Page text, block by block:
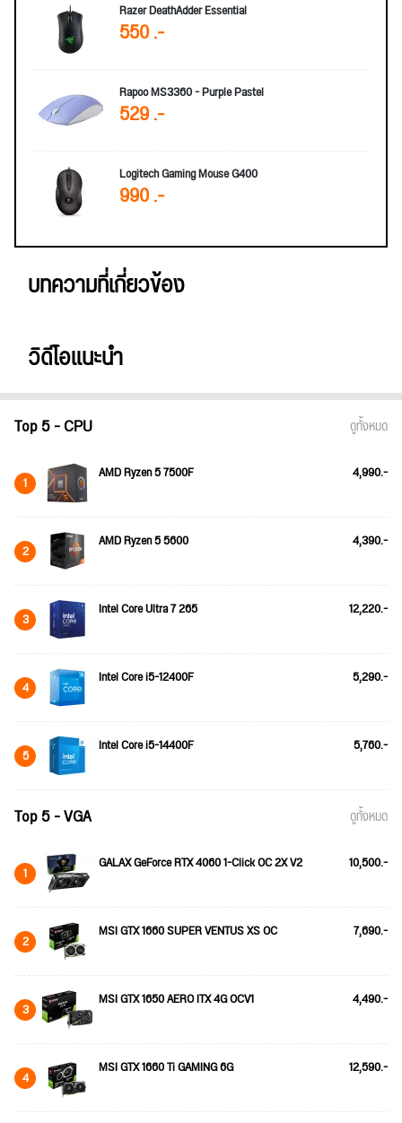
Razer DeathAdder Essential
550 .-
Rapoo MS3360 - Purple Pastel
529 .-
Logitech Gaming Mouse G400
990 .-
บทความที่เกี่ยวข้อง
วิดีโอแนะนำ
Top 5 - CPU ดูทั้งหมด
1 AMD Ryzen 5 7500F 4,990.-
2 AMD Ryzen 5 5600 4,390.-
3 Intel Core Ultra 7 265 12,220.-
4 Intel Core i5-12400F 5,290.-
5 Intel Core i5-14400F 5,760.-
Top 5 - VGA ดูทั้งหมด
1 GALAX GeForce RTX 4060 1-Click OC 2X V2 10,500.-
2 MSI GTX 1660 SUPER VENTUS XS OC 7,690.-
3 MSI GTX 1650 AERO ITX 4G OCV1 4,490.-
4 MSI GTX 1660 Ti GAMING 6G 12,590.-